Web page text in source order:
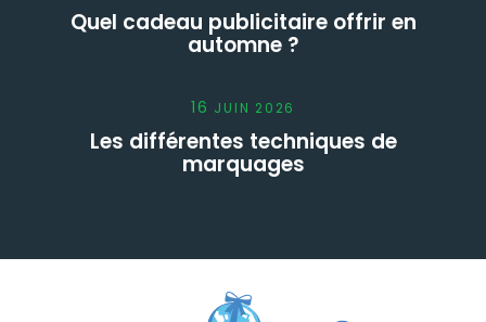
Quel cadeau publicitaire offrir en
automne ?
16 JUIN 2026
Les différentes techniques de
marquages